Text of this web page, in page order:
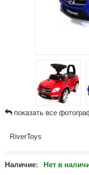
показать все
RiverToys
Наличие: Нет в